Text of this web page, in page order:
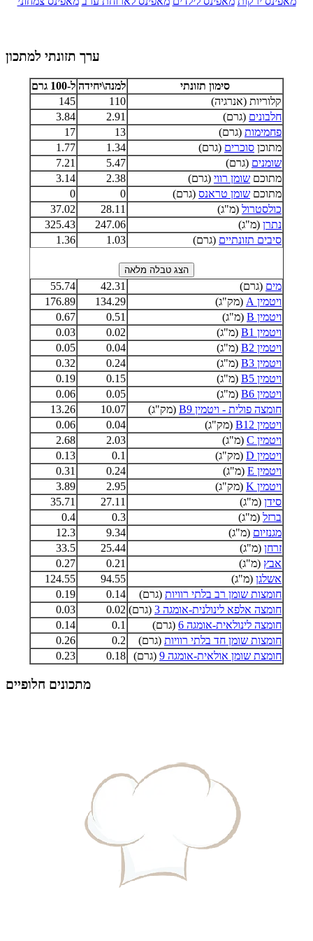
ערך תזונתי למתכון
סימון תזונתי למנה\יחידה ל-100 גרם
קלוריות (אנרגיה)
110
145
חלבונים (גרם) 2.91
3.84
פחמימות (גרם) 13
17
מתוכן סוכרים (גרם) 1.34
1.77
שומנים (גרם) 5.47
7.21
מתוכם שומן רווי (גרם) 2.38
3.14
מתוכם שומן טראנס (גרם) 0
0
כולסטרול (מ"ג) 28.11
37.02
נתרן (מ"ג) 247.06
325.43
סיבים תזונתיים (גרם) 1.03
1.36
מים (גרם) 42.31
55.74
ויטמין A
(מק"ג) 134.29
176.89
ויטמין B
(מ"ג) 0.51
0.67
ויטמין B1
(מ"ג) 0.02
0.03
ויטמין B2
(מ"ג) 0.04
0.05
ויטמין B3
(מ"ג) 0.24
0.32
ויטמין B5
(מ"ג) 0.15
0.19
ויטמין B6
(מ"ג) 0.05
0.06
חומצה פולית - ויטמין B9
(מק"ג) 10.07
13.26
ויטמין B12
(מק"ג) 0.04
0.06
ויטמין C
(מ"ג) 2.03
2.68
ויטמין D
(מק"ג) 0.1
0.13
ויטמין E
(מ"ג) 0.24
0.31
ויטמין K
(מק"ג) 2.95
3.89
סידן (מ"ג) 27.11
35.71
ברזל (מ"ג) 0.3
0.4
מגנזיום (מ"ג) 9.34
12.3
זרחן (מ"ג) 25.44
33.5
אבץ (מ"ג) 0.21
0.27
אשלגן (מ"ג) 94.55
124.55
חומצות שומן רב בלתי רוויות (גרם) 0.14
0.19
חומצה אלפא לינולנית-אומגה 3
(גרם) 0.02
0.03
חומצה לינולאית-אומגה 6
(גרם) 0.1
0.14
חומצות שומן חד בלתי רוויות (גרם) 0.2
0.26
חומצת שומן אולאית-אומגה 9
(גרם) 0.18
0.23
מתכונים חלופיים